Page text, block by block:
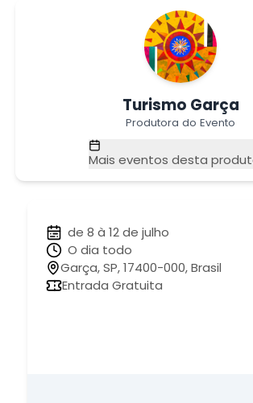
Turismo Garça
Produtora do Evento
Mais eventos desta
de 8 à 12 de julho
O dia todo
Garça, SP, 17400-000, Brasil
Entrada Gratuita
+